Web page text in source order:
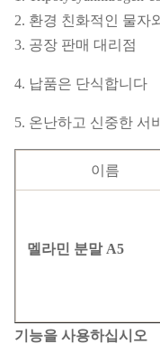
2. 환경 친화적인 물자
3. 공장 판매 대리점
4. 납품은 단식합니다
5. 온난하고 신중한 서
이름
멜라민 분말 A5
기능을 사용하십시오